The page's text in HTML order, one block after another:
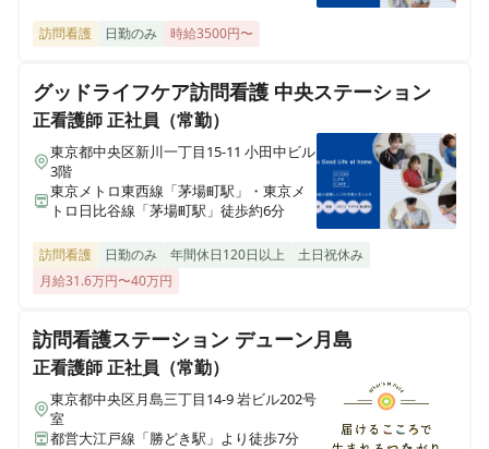
訪問看護 日勤のみ 時給3500円〜
グッドライフケア訪問看護 中央ステーション
正看護師正社員（常勤）
東京都中央区新川一丁目15-11 小田中ビル
3階
東京メトロ東西線「茅場町駅」・東京メ
トロ日比谷線「茅場町駅」徒歩約6分
訪問看護 日勤のみ 年間休日120日以上
土日祝休み
月給31.6万円〜40万円
訪問看護ステーション デューン月島
正看護師正社員（常勤）
東京都中央区月島三丁目14-9 岩ビル202号
室
都営大江戸線「勝どき駅」より徒歩7分